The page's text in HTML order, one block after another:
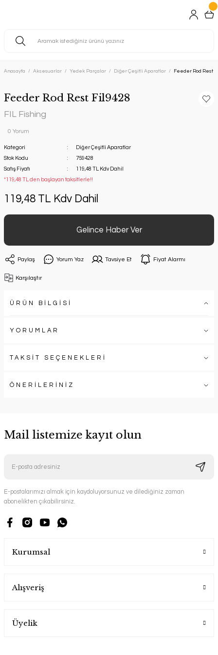
Anasayfa Aksesuarlar Yedek Parçalar Diğer Çeşitli Aparatlar Feeder Rod Rest
Feeder Rod Rest Fil9428
FIL Fishing
0 Yorum
Kategori
Diğer Çeşitli Aparatlar
Stok Kodu
759428
Satış Fiyatı
119,48 TL Kdv Dahil
*119,48 TL den başlayan taksitlerle!!
119,48 TL Kdv Dahil
Gelince Haber Ver
Paylaş Yorum Yaz Tavsiye Et Fiyat Alarmı
Karşılaştır
ÜRÜN BİLGİSİ
YORUMLAR
TAKSİT SEÇENEKLERİ
ÖNERİLERİNİZ
Mail listemize kayıt olun
E-postalarımızı almak için kaydoluyorsunuz ve dilediğiniz zaman
abonelikten çıkabilirsiniz.
Kurumsal
Alışveriş
Üyelik